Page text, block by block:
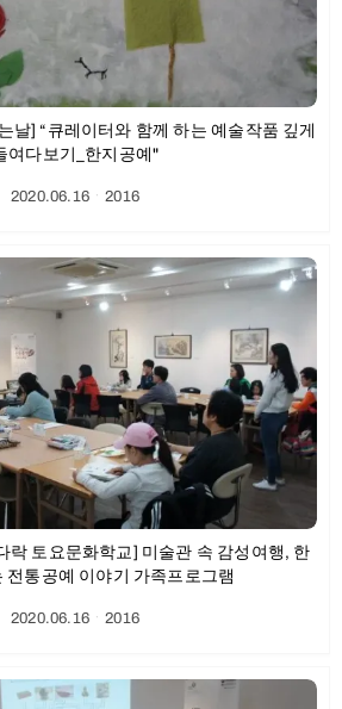
날] “큐레이터와 함께 하는 예술작품 깊게
여다보기_한지공예"
2020.06.16ㆍ2016
락 토요문화학교] 미술관 속 감성여행, 한
전통공예 이야기 가족프로그램
2020.06.16ㆍ2016